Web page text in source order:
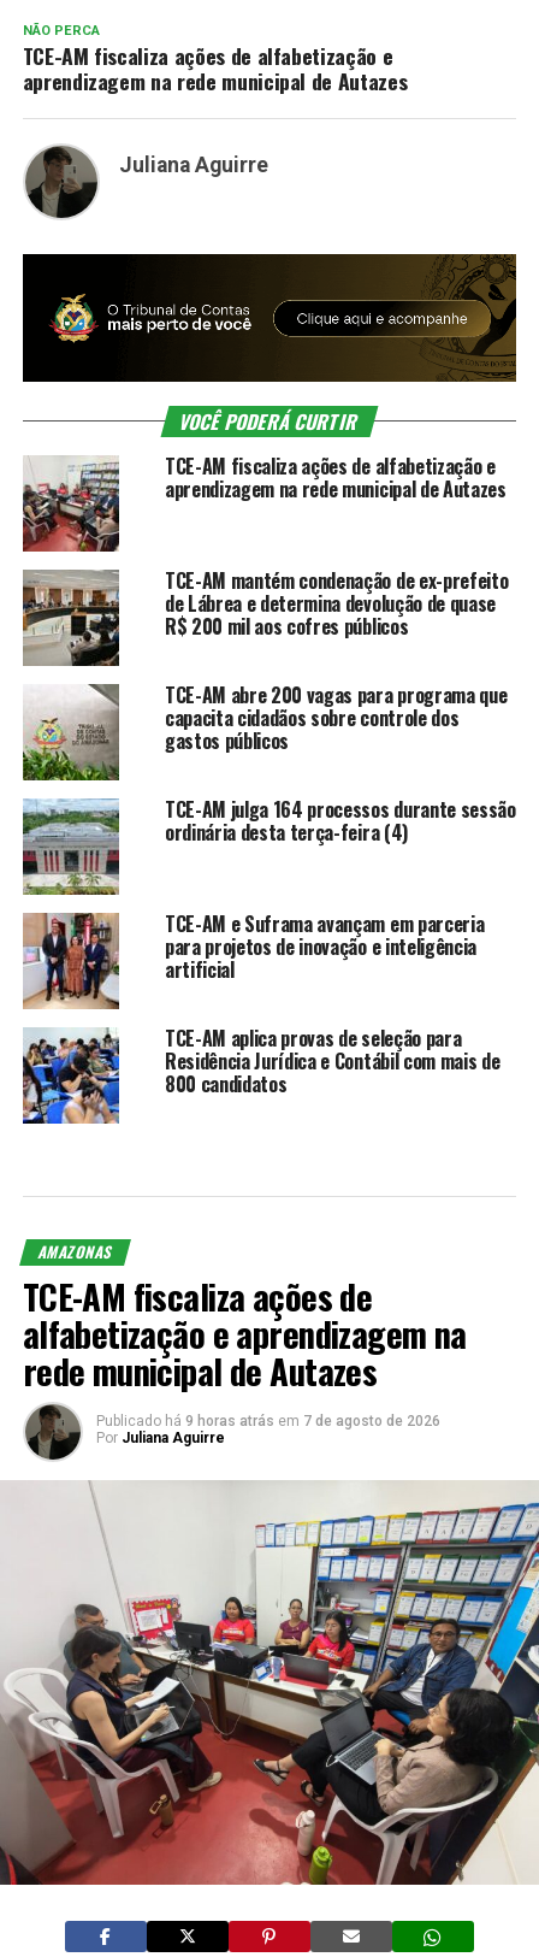
NÃO PERCA
TCE-AM fiscaliza ações de alfabetização e
aprendizagem na rede municipal de Autazes
Juliana Aguirre
VOCÊ PODERÁ CURTIR
TCE-AM fiscaliza ações de alfabetização e
aprendizagem na rede municipal de Autazes
TCE-AM mantém condenação de ex-prefeito
de Lábrea e determina devolução de quase
R$ 200 mil aos cofres públicos
TCE-AM abre 200 vagas para programa que
capacita cidadãos sobre controle dos
gastos públicos
TCE-AM julga 164 processos durante sessão
ordinária desta terça-feira (4)
TCE-AM e Suframa avançam em parceria
para projetos de inovação e inteligência
artificial
TCE-AM aplica provas de seleção para
Residência Jurídica e Contábil com mais de
800 candidatos
AMAZONAS
TCE-AM fiscaliza ações de
alfabetização e aprendizagem na
rede municipal de Autazes
Publicado há 9 horas atrás em 7 de agosto de 2026
Por Juliana Aguirre